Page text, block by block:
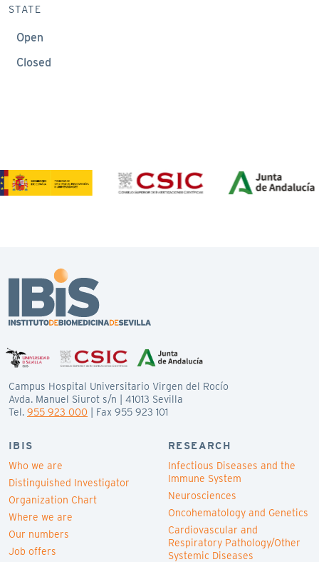
STATE
Open
Closed
Campus Hospital Universitario Virgen del Rocío
Avda. Manuel Siurot s/n | 41013 Sevilla
Tel. 955 923 000 | Fax 955 923 101
IBIS
Who we are
Distinguished Investigator
Organization Chart
Where we are
Our numbers
Job offers
RESEARCH
Infectious Diseases and the
Immune System
Neurosciences
Oncohematology and Genetics
Cardiovascular and
Respiratory Pathology/Other
Systemic Diseases